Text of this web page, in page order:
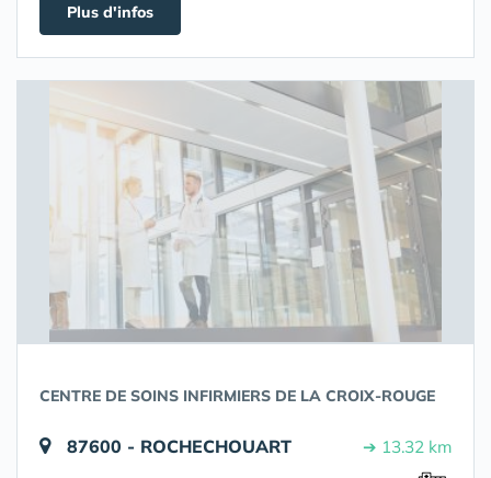
Plus d'infos
CENTRE DE SOINS INFIRMIERS DE LA CROIX-ROUGE
87600 - ROCHECHOUART ➔ 13.32 km